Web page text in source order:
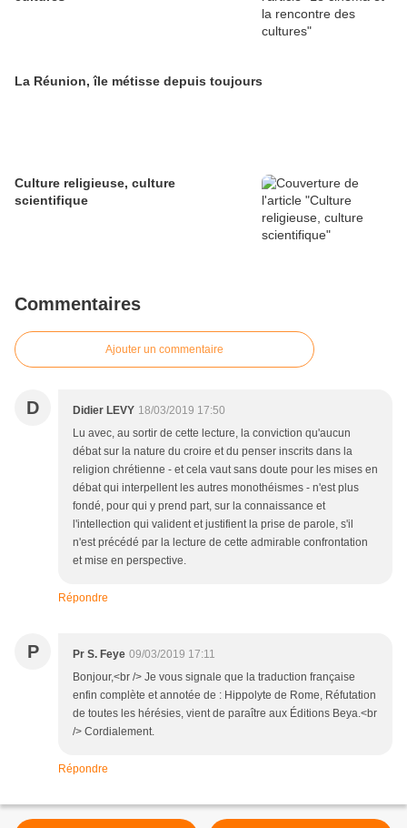
La Réunion, île métisse depuis toujours
Culture religieuse, culture
scientifique
Commentaires
Ajouter un commentaire
D Didier LEVY 18/03/2019 17:50
Lu avec, au sortir de cette lecture, la conviction qu'aucun
débat sur la nature du croire et du penser inscrits dans la
religion chrétienne - et cela vaut sans doute pour les mises en
débat qui interpellent les autres monothéismes - n'est plus
fondé, pour qui y prend part, sur la connaissance et
l'intellection qui valident et justifient la prise de parole, s'il
n'est précédé par la lecture de cette admirable confrontation
et mise en perspective.
Répondre
P Pr S. Feye 09/03/2019 17:11
Bonjour,<br /> Je vous signale que la traduction française
enfin complète et annotée de : Hippolyte de Rome, Réfutation
de toutes les hérésies, vient de paraître aux Éditions Beya.<br
/> Cordialement.
Répondre